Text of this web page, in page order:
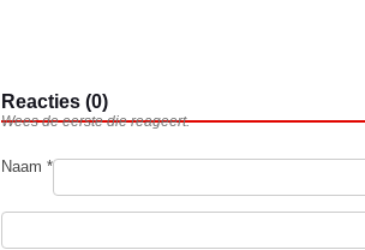
Reacties (0)
Wees de eerste die reageert.
Naam *